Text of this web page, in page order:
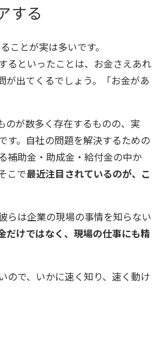
する
ことが実は多いです。
るといったことは、お金さえあれ
出てくるでしょう。「お金があ
のが数多く存在するものの、実
す。自社の問題を解決するための
補助金・助成金・給付金の中か
こで最近注目されているのが、こ
らは企業の現場の事情を知らない
だけではなく、現場の仕事にも精
ので、いかに速く知り、速く動け